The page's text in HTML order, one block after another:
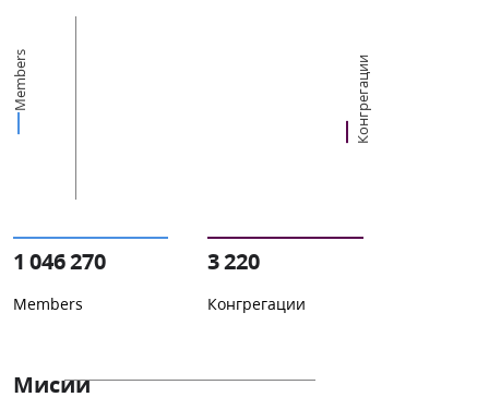
Members Конгрегации
1 046 270
Members
3 220
Конгрегации
Мисии